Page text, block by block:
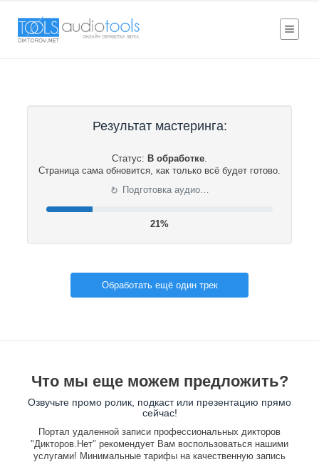
Результат мастеринга:
Статус: В обработке.
Страница сама обновится, как только всё будет готово.
⟳ Подготовка аудио…
21%
Обработать ещё один трек
Что мы еще можем предложить?
Озвучьте промо ролик, подкаст или презентацию прямо
сейчас!
Портал удаленной записи профессиональных дикторов
"Дикторов.Нет" рекомендует Вам воспользоваться нашими
услугами! Минимальные тарифы на качественную запись